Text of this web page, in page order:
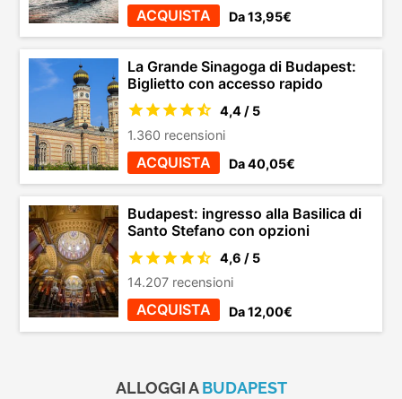
ACQUISTA Da 13,95€
La Grande Sinagoga di Budapest:
Biglietto con accesso rapido
4,4 / 5
1.360 recensioni
ACQUISTA Da 40,05€
Budapest: ingresso alla Basilica di
Santo Stefano con opzioni
4,6 / 5
14.207 recensioni
ACQUISTA Da 12,00€
ALLOGGI ABUDAPEST